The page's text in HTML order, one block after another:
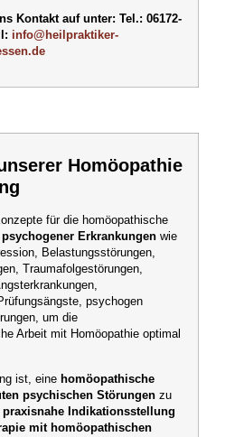
Kontakt auf unter: Tel.: 06172-
info@heilpraktiker-
Homöopathie
für die homöopathische
Erkrankungenwie
Belastungsstörungen,
Traumafolgestörungen,
psychogen
um die
Arbeit mit Homöopathie optimal
ist, einehomöopathische
psychischen Störungen zu
Indikationsstellung
mit homöopathischen